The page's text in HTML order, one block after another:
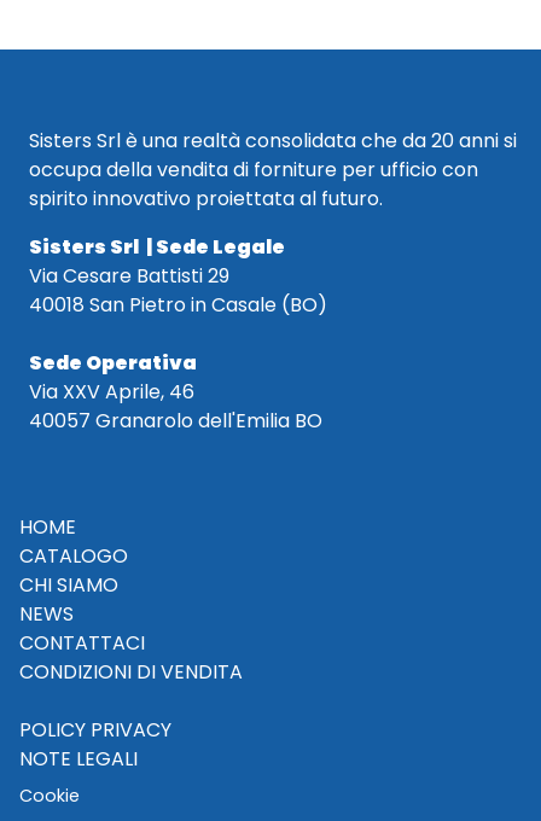
Sisters Srl è una realtà consolidata che da 20 anni si
occupa della vendita di forniture per ufficio con
spirito innovativo proiettata al futuro.
Sisters Srl | Sede Legale
Via Cesare Battisti 29
40018 San Pietro in Casale (BO)
Sede Operativa
Via XXV Aprile, 46
40057 Granarolo dell'Emilia BO
HOME
CATALOGO
CHI SIAMO
NEWS
CONTATTACI
CONDIZIONI DI VENDITA
POLICY PRIVACY
NOTE LEGALI
Cookie